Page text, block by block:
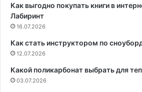
Как выгодно покупать книги в
Лабиринт
16.07.2026
Как стать инструктором по
12.07.2026
Какой поликарбонат выбрать для
03.07.2026